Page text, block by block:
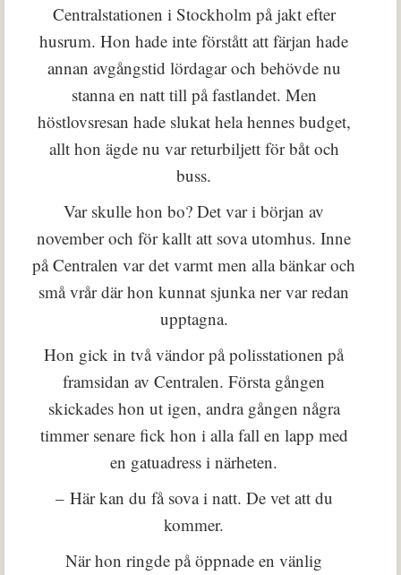
Centralstationen i Stockholm på jakt efter
husrum. Hon hade inte förstått att färjan hade
annan avgångstid lördagar och behövde nu
stanna en natt till på fastlandet. Men
höstlovsresan hade slukat hela hennes budget,
allt hon ägde nu var returbiljett för båt och
buss.
Var skulle hon bo? Det var i början av
november och för kallt att sova utomhus. Inne
på Centralen var det varmt men alla bänkar och
små vrår där hon kunnat sjunka ner var redan
upptagna.
Hon gick in två vändor på polisstationen på
framsidan av Centralen. Första gången
skickades hon ut igen, andra gången några
timmer senare fick hon i alla fall en lapp med
en gatuadress i närheten.
– Här kan du få sova i natt. De vet att du
kommer.
När hon ringde på öppnade en vänlig